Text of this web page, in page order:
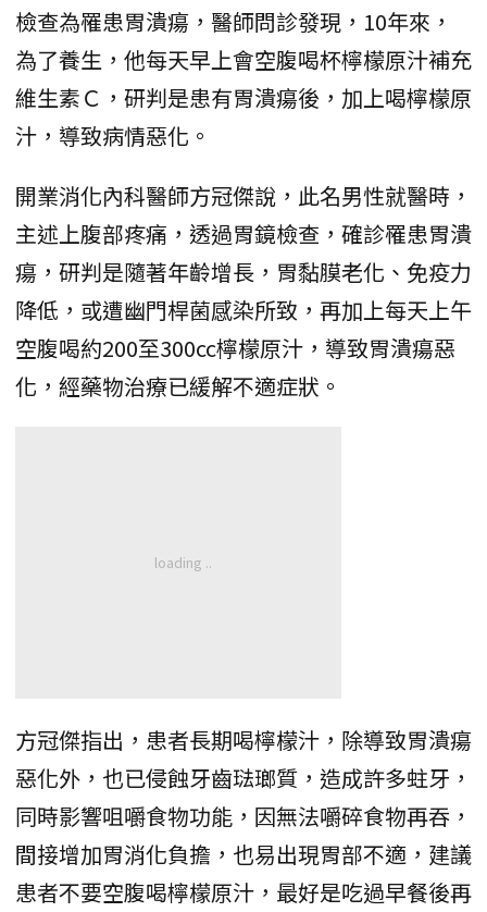
檢查為罹患胃潰瘍，醫師問診發現，10年來，
為了養生，他每天早上會空腹喝杯檸檬原汁補充
維生素Ｃ，研判是患有胃潰瘍後，加上喝檸檬原
汁，導致病情惡化。
開業消化內科醫師方冠傑說，此名男性就醫時，
主述上腹部疼痛，透過胃鏡檢查，確診罹患胃潰
瘍，研判是隨著年齡增長，胃黏膜老化、免疫力
降低，或遭幽門桿菌感染所致，再加上每天上午
空腹喝約200至300cc檸檬原汁，導致胃潰瘍惡
化，經藥物治療已緩解不適症狀。
方冠傑指出，患者長期喝檸檬汁，除導致胃潰瘍
惡化外，也已侵蝕牙齒琺瑯質，造成許多蛀牙，
同時影響咀嚼食物功能，因無法嚼碎食物再吞，
間接增加胃消化負擔，也易出現胃部不適，建議
患者不要空腹喝檸檬原汁，最好是吃過早餐後再